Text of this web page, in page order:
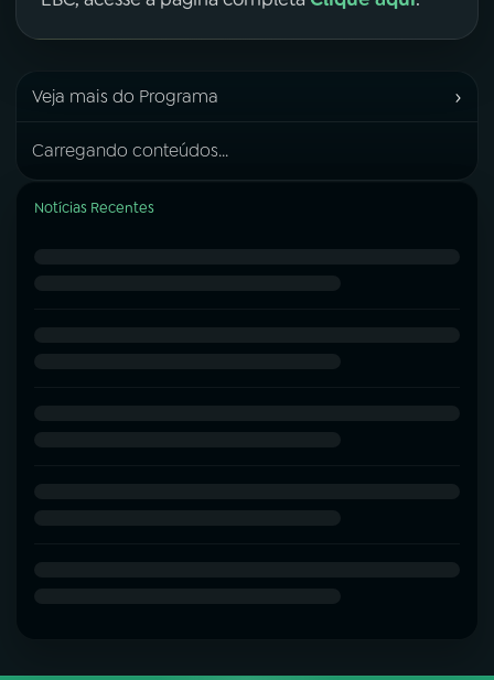
Veja mais do Programa ›
Carregando conteúdos...
Notícias Recentes